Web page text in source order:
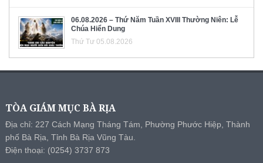
06.08.2026 – Thứ Năm Tuần XVIII Thường Niên: Lễ
Chúa Hiển Dung
Thứ Tư 05.08.2026
TÒA GIÁM MỤC BÀ RỊA
Địa chỉ: 227 Cách Mạng Tháng Tám, Phường Phước Hiệp, Thành
phố Bà Rịa, Tỉnh Bà Rịa Vũng Tàu.
Điện thoại: (0254) 3737 873